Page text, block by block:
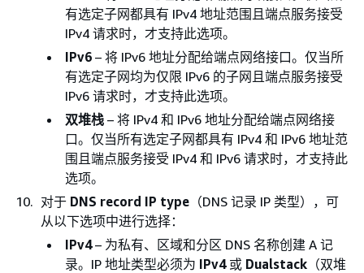
有选定子网都具有 IPv4 地址范围且端点服务接受
IPv4 请求时，才支持此选项。
IPv6 – 将 IPv6 地址分配给端点网络接口。仅当所
有选定子网均为仅限 IPv6 的子网且端点服务接受
IPv6 请求时，才支持此选项。
双堆栈 – 将 IPv4 和 IPv6 地址分配给端点网络接
口。仅当所有选定子网都具有 IPv4 和 IPv6 地址范
围且端点服务接受 IPv4 和 IPv6 请求时，才支持此
选项。
对于 DNS record IP type （DNS 记录 IP 类型），可
从以下选项中进行选择：
IPv4– 为私有、区域和分区 DNS 名称创建 A 记
录。IP 地址类型必须为 IPv4或 Dualstack （双堆